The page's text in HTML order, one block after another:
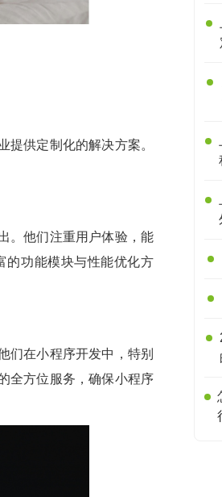
提供定制化的解决方案。
。他们注重用户体验，能
的功能模块与性能优化方
们在小程序开发中，特别
全方位服务，确保小程序